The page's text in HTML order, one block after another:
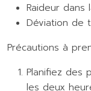
Raideur dans
Déviation de
Précautions à
Planifiez des
les deux